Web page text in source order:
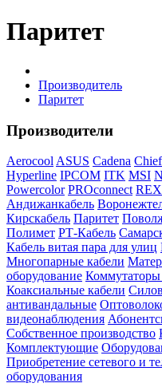
Паритет
Производитель
Паритет
Производители
Aerocool ASUS Cadena
Hyperline IPCOM ITK MSI
Powercolor PROconnect
Андижанкабель
Кирскабель Паритет
Полимет РТ-Кабель
Кабель витая пара для улиц
Многопарные кабели
оборудование
Коаксиальные кабели
антивандальные
видеонаблюдения
Собственное производство
Комплектующие
Приобретение сетевого и
оборудования